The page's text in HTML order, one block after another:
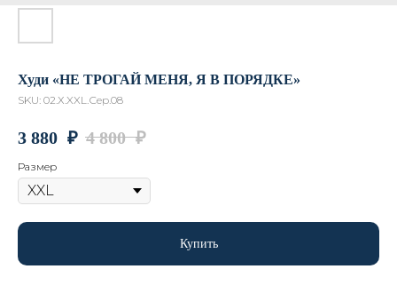
Худи «НЕ ТРОГАЙ МЕНЯ, Я В ПОРЯДКЕ»
SKU: 02.Х.XXL.Сер.08
3 880 ₽ 4 800 ₽
Размер
Купить